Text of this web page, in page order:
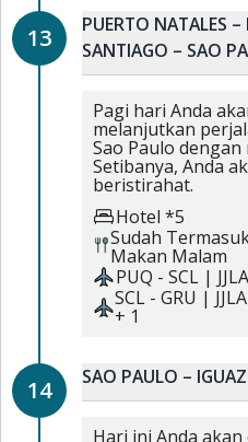
13
PUERTO NATALES
SANTIAGO – SAO
Pagi hari Anda
melanjutkan
Sao Paulo
Setibanya, Anda
beristirahat.
Hotel *5
Sudah
Makan Malam
PUQ - SCL |
SCL -GRU |
+ 1
14 SAO PAULO –
Hari ini Anda